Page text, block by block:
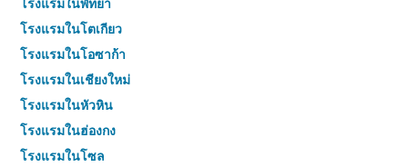
โรงแรมในโตเกียว
โรงแรมในโอซาก้า
โรงแรมในเชียงใหม่
โรงแรมในหัวหิน
โรงแรมในฮ่องกง
โรงแรมในโซล